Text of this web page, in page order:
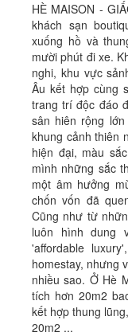
HÈ MAISON -
khách sạn
xuống hồ và
mười phút đi xe.
nghi, khu vực
Âu kết hợp cùng
trang trí độc đáo
sân hiên rộng
khung cảnh thiên
hiện đại, màu
mình những sắc
một âm hưởng
chốn vốn đã
Cũng như từ
luôn hình dung
'affordable
homestay, nhưng
nhiều sao. Ở Hè
tích hơn 20m2
kết hợp thung
20m2 ...